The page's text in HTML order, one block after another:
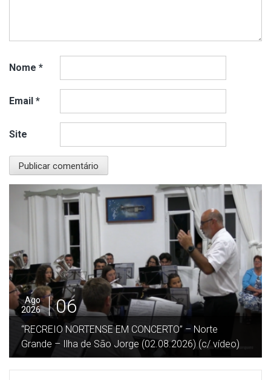
Nome *
Email *
Site
Ago
2026
06
“RECREIO NORTENSE EM CONCERTO” – Norte
Grande – Ilha de São Jorge (02.08.2026) (c/ vídeo)